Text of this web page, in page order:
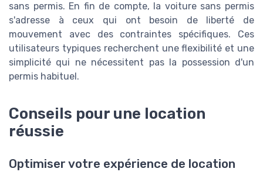
sans permis. En fin de compte, la voiture sans permis
s'adresse à ceux qui ont besoin de liberté de
mouvement avec des contraintes spécifiques. Ces
utilisateurs typiques recherchent une flexibilité et une
simplicité qui ne nécessitent pas la possession d'un
permis habituel.
Conseils pour une location
réussie
Optimiser votre expérience de location